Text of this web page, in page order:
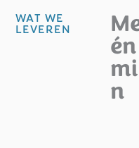
WAT WE
LEVEREN
én
n